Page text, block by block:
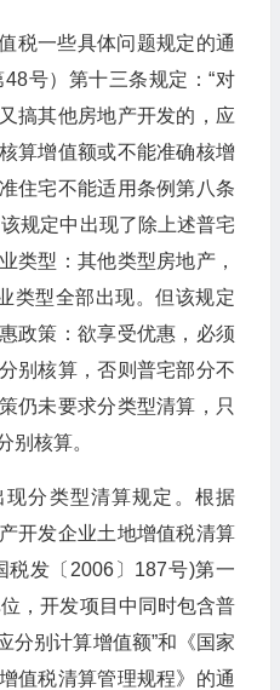
税一些具体问题规定的通
号）第十三条规定：“对
搞其他房地产开发的，应
算增值额或不能准确核增
住宅不能适用条例第八条
该规定中出现了除上述普宅
类型：其他类型房地产，
类型全部出现。但该规定
政策：欲享受优惠，必须
别核算，否则普宅部分不
仍未要求分类型清算，只
别核算。
现分类型清算规定。根据
开发企业土地增值税清算
税发〔2006〕187号)第一
，开发项目中同时包含普
分别计算增值额”和《国家
值税清算管理规程》的通